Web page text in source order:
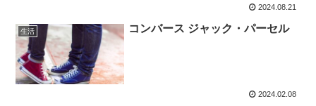
2024.08.21
生活 コンバース ジャック・パーセル
2024.02.08